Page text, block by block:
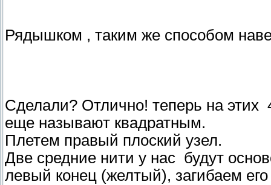
Рядышком , таким же способом
Сделали? Отлично! теперь на этих
еще называют квадратным.
Плетем правый плоский узел.
Две средние нити у нас будут
левый конец (желтый), загибаем